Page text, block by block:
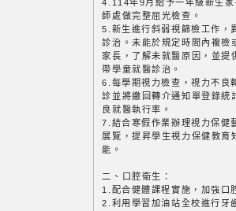
4.114年9月給予一年級新生
師處做完整屈光檢查。
5.新生進行斜弱視篩檢工作，
診治。未能於規定時間內複檢
家長，了解未就醫原因，並提
帶學童就醫診治。
6.每學期視力檢查，視力不良
診並將繳回轉介通知單登錄統
良就醫執行率。
7.結合寒假作業辦理視力保健
展覽，提昇學生視力保健教育
能。
二、口腔衛生：
1.配合健體課程實施，加強口
2.利用學習加油站全校進行牙